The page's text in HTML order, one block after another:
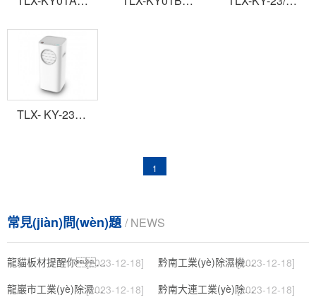
TLX- KY-23/03A移動(dòng)空調
1
常見(jiàn)問(wèn)題/ NEWS
龍貓板材提醒你，雨季裝修應特別注意防潮
[2023-12-18] 黔南工業(yè)除濕機公司
[2023-12-18]
龍巖市工業(yè)除濕機價(jià)格
[2023-12-18] 黔南大連工業(yè)除濕機
[2023-12-18]